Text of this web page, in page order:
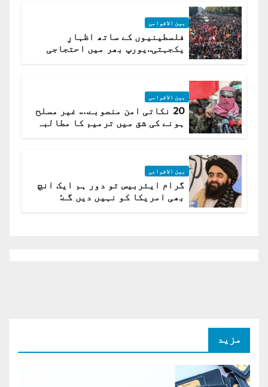
بین الاقوامی
فلسطینیوں کے ساتھ اظہارِ
یکجہتی..یورپ بھر میں احتجاجی
بین الاقوامی
20 نکاتی امن منصوبے…. غیر مسلح
ہونے کی شق میں ترمیم کا مطالبہ
بین الاقوامی
گرام ایئربیس تو دور ہم ایک انچ
بھی امریکا کو نہیں دیں گے:
مزید